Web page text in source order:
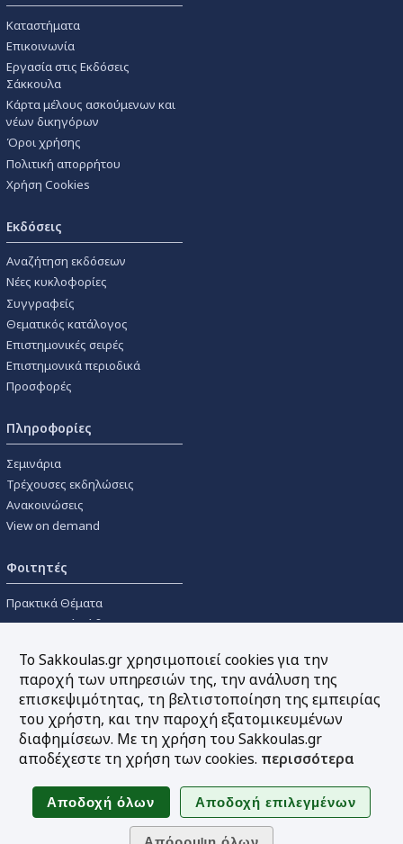
Καταστήματα
Επικοινωνία
Εργασία στις Εκδόσεις
Σάκκουλα
Κάρτα μέλους ασκούμενων και
νέων δικηγόρων
Όροι χρήσης
Πολιτική απορρήτου
Χρήση Cookies
Εκδόσεις
Αναζήτηση εκδόσεων
Νέες κυκλοφορίες
Συγγραφείς
Θεματικός κατάλογος
Επιστημονικές σειρές
Επιστημονικά περιοδικά
Προσφορές
Πληροφορίες
Σεμινάρια
Τρέχουσες εκδηλώσεις
Ανακοινώσεις
View on demand
Φοιτητές
Πρακτικά Θέματα
Οικονομικοί Κώδικες
Συγγραμμάτων
Εργαλεία
Online υπολογισμός τόκων
Υπηρεσία Ηλεκτρονικής
Sitemap
Ακολουθήστε μας
Το Sakkoulas.gr χρησιμοποιεί cookies για την
παροχή των υπηρεσιών της, την ανάλυση της
επισκεψιμότητας, τη βελτιστοποίηση της εμπειρίας
του χρήστη, και την παροχή εξατομικευμένων
διαφημίσεων. Με τη χρήση του Sakkoulas.gr
αποδέχεστε τη χρήση των cookies. περισσότερα